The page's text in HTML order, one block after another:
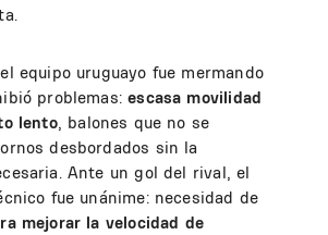
equipo uruguayo fue mermando
problemas:escasa movilidad
lento, balones que no se
desbordados sin la
Ante un gol del rival, el
fue unánime: necesidad de
mejorar la velocidad de